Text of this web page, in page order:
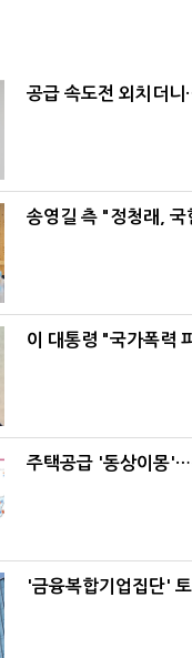
공급 속도전 외치더
송영길 측 "정청래,
이 대통령 "국가폭력
주택공급 '동상이몽'…
'금융복합기업집단'